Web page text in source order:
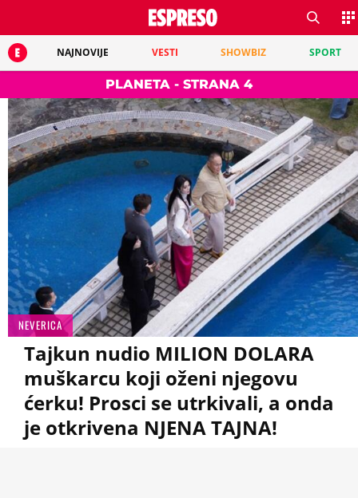
NAJNOVIJE VESTI SHOWBIZ SPORT
PLANETA - STRANA 4
NEVERICA
Tajkun nudio MILION DOLARA
muškarcu koji oženi njegovu
ćerku! Prosci se utrkivali, a onda
je otkrivena NJENA TAJNA!